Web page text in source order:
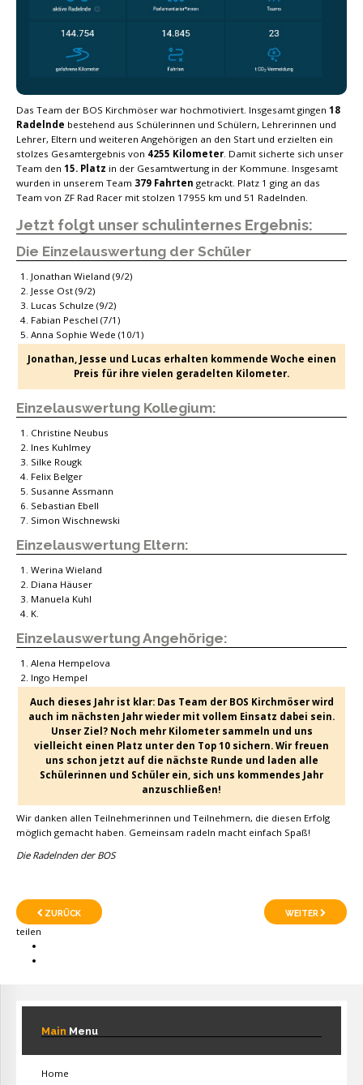
Das Team der BOS Kirchmöser war hochmotiviert. Insgesamt gingen 18
Radelnde bestehend aus Schülerinnen und Schülern, Lehrerinnen und
Lehrer, Eltern und weiteren Angehörigen an den Start und erzielten ein
stolzes Gesamtergebnis von 4255 Kilometer . Damit sicherte sich unser
Team den 15. Platz in der Gesamtwertung in der Kommune. Insgesamt
wurden in unserem Team 379 Fahrten getrackt. Platz 1 ging an das
Team von ZF Rad Racer mit stolzen 17955 km und 51 Radelnden.
Jetzt folgt unser schulinternes Ergebnis:
Die Einzelauswertung der Schüler
Jonathan Wieland (9/2)
Jesse Ost (9/2)
Lucas Schulze (9/2)
Fabian Peschel (7/1)
Anna Sophie Wede (10/1)
Jonathan, Jesse und Lucas erhalten kommende Woche einen
Preis für ihre vielen geradelten Kilometer.
Einzelauswertung Kollegium:
Christine Neubus
Ines Kuhlmey
Silke Rougk
Felix Belger
Susanne Assmann
Sebastian Ebell
Simon Wischnewski
Einzelauswertung Eltern:
Werina Wieland
Diana Häuser
Manuela Kuhl
K.
Einzelauswertung Angehörige:
Alena Hempelova
Ingo Hempel
Auch dieses Jahr ist klar: Das Team der BOS Kirchmöser wird
auch im nächsten Jahr wieder mit vollem Einsatz dabei sein.
Unser Ziel? Noch mehr Kilometer sammeln und uns
vielleicht einen Platz unter den Top 10 sichern. Wir freuen
uns schon jetzt auf die nächste Runde und laden alle
Schülerinnen und Schüler ein, sich uns kommendes Jahr
anzuschließen!
Wir danken allen Teilnehmerinnen und Teilnehmern, die diesen Erfolg
möglich gemacht haben. Gemeinsam radeln macht einfach Spaß!
Die Radelnden der BOS
ZURÜCK WEITER
teilen
Main Menu
Home